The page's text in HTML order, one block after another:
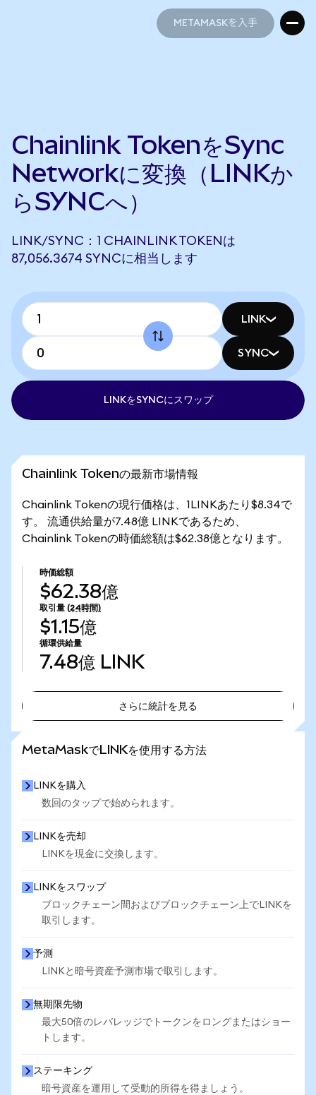
METAMASKを入手
Chainlink TokenをSync
Networkに変換（LINKか
らSYNCへ）
LINK/SYNC：1 CHAINLINK TOKENは
87,056.3674 SYNCに相当します
LINK
SYNC
LINKをSYNCにスワップ
Chainlink Tokenの最新市場情報
Chainlink Tokenの現行価格は、1LINKあたり$8.34で
す。 流通供給量が7.48億 LINKであるため、
Chainlink Tokenの時価総額は$62.38億となります。
時価総額
$62.38億
取引量 (24時間)
$1.15億
循環供給量
7.48億 LINK
さらに統計を見る
MetaMaskでLINKを使用する方法
LINKを購入
数回のタップで始められます。
LINKを売却
LINKを現金に交換します。
LINKをスワップ
ブロックチェーン間およびブロックチェーン上でLINKを
取引します。
予測
LINKと暗号資産予測市場で取引します。
無期限先物
最大50倍のレバレッジでトークンをロングまたはショー
トします。
ステーキング
暗号資産を運用して受動的所得を得ましょう。